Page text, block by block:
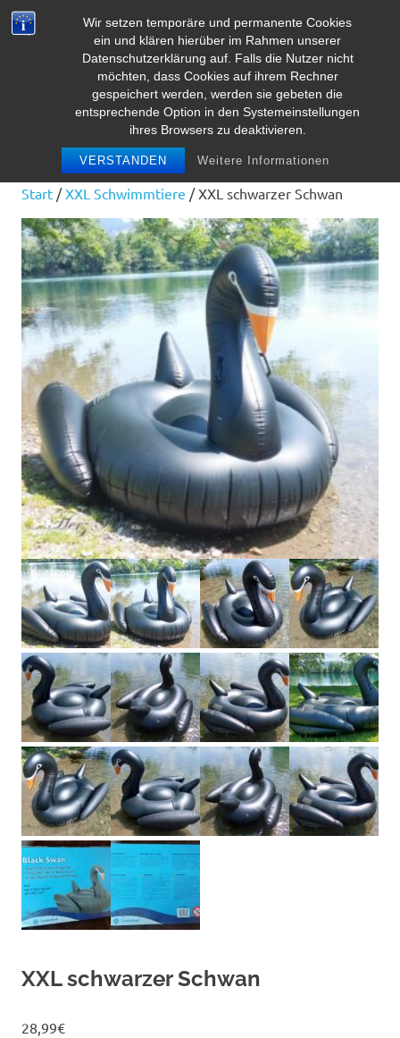
Wir setzen temporäre und permanente Cookies
ein und klären hierüber im Rahmen unserer
Datenschutzerklärung auf. Falls die Nutzer nicht
möchten, dass Cookies auf ihrem Rechner
gespeichert werden, werden sie gebeten die
entsprechende Option in den Systemeinstellungen
ihres Browsers zu deaktivieren.
VERSTANDEN Weitere Informationen
Zum
InhaltHerz Pooltoy
Start /XXL Schwimmtiere / XXL schwarzer Schwan
XXL schwarzer Schwan
28,99€